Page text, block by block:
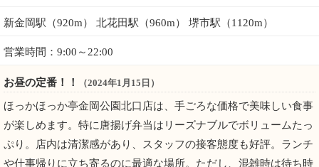
新金岡駅（920m） 北花田駅（960m） 堺市駅（1120m）
営業時間：9:00～22:00
お昼の定番！！ （2024年1月15日）
ほっかほっか亭金岡公園北口店は、手ごろな価格で美味しい食事
が楽しめます。特に唐揚げ弁当はリーズナブルでボリュームたっ
ぷり。店内は清潔感があり、スタッフの接客態度も好評。ランチ
や仕事帰りに立ち寄るのに最適な場所。ただし、混雑時は待ち時